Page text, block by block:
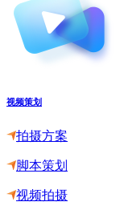
视频策划
拍摄方案
脚本策划
视频拍摄